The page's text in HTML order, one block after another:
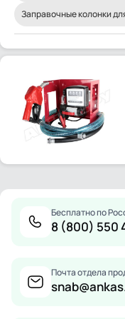
Заправочные колонки
Бесплатно по
8 (800) 550
Почта отдела